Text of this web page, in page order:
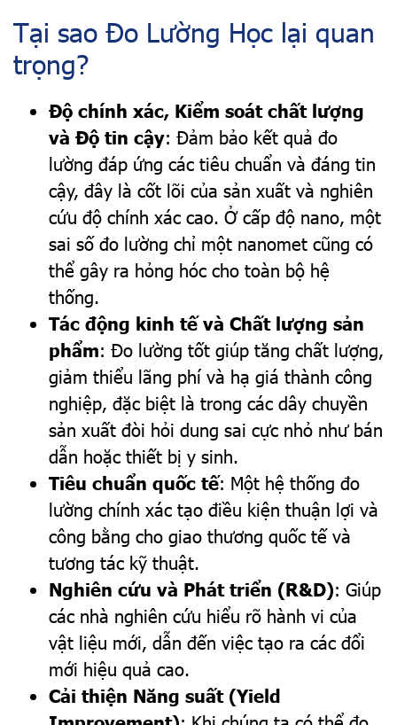
Tại sao Đo Lường Học lại quan
trọng?
Độ chính xác, Kiểm soát chất lượng
và Độ tin cậy: Đảm bảo kết quả đo
lường đáp ứng các tiêu chuẩn và đáng tin
cậy, đây là cốt lõi của sản xuất và nghiên
cứu độ chính xác cao. Ở cấp độ nano, một
sai số đo lường chỉ một nanomet cũng có
thể gây ra hỏng hóc cho toàn bộ hệ
thống.
Tác động kinh tế và Chất lượng sản
phẩm: Đo lường tốt giúp tăng chất lượng,
giảm thiểu lãng phí và hạ giá thành công
nghiệp, đặc biệt là trong các dây chuyền
sản xuất đòi hỏi dung sai cực nhỏ như bán
dẫn hoặc thiết bị y sinh.
Tiêu chuẩn quốc tế: Một hệ thống đo
lường chính xác tạo điều kiện thuận lợi và
công bằng cho giao thương quốc tế và
tương tác kỹ thuật.
Nghiên cứu và Phát triển (R&D): Giúp
các nhà nghiên cứu hiểu rõ hành vi của
vật liệu mới, dẫn đến việc tạo ra các đổi
mới hiệu quả cao.
Cải thiện Năng suất (Yield